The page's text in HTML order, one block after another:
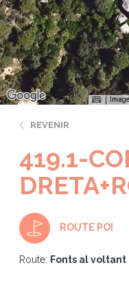
REVENIR
419.1-
ROUTE POI
Route: Fonts al voltant